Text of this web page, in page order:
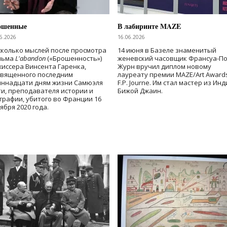
мыслей после просмотра
L'abandon(«Брошенность»)
Винсента Гаренка,
последним
дням жизни Самюэля
преподавателя истории и
убитого во Франции 16
2020 года.
В лабиринте MAZE
16.06.2026
14 июня в Базеле знаменитый
женевский часовщик Франсуа-
Журн вручил диплом новому
лауреату премии MAZE/Art
F.P. Journe. Им стал мастер из
Бижой Джаин.